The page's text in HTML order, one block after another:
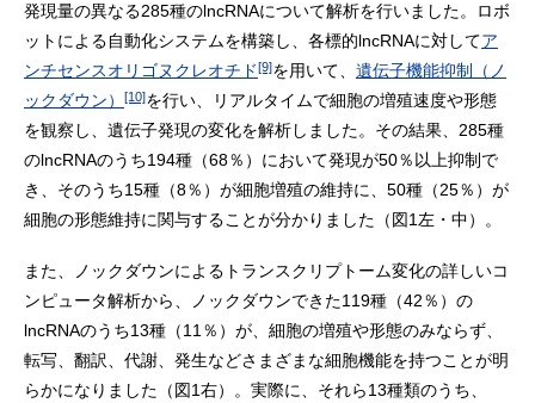
発現量の異なる285種のlncRNAについて解析を行いました。ロボ
ットによる自動化システムを構築し、各標的lncRNAに対してア
ンチセンスオリゴヌクレオチド[9]を用いて、 遺伝子機能抑制（ノ
ックダウン）
[10]を行い、リアルタイムで細胞の増殖速度や形態
を観察し、遺伝子発現の変化を解析しました。その結果、285種
のlncRNAのうち194種（68％）において発現が50％以上抑制で
き、そのうち15種（8％）が細胞増殖の維持に、50種（25％）が
細胞の形態維持に関与することが分かりました（図1左・中）。
また、ノックダウンによるトランスクリプトーム変化の詳しいコ
ンピュータ解析から、ノックダウンできた119種（42％）の
lncRNAのうち13種（11％）が、細胞の増殖や形態のみならず、
転写、翻訳、代謝、発生などさまざまな細胞機能を持つことが明
らかになりました（図1右）。実際に、それら13種類のうち、